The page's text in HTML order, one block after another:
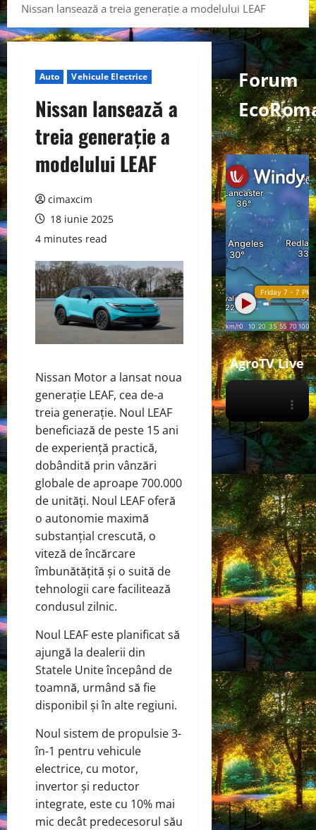
Nissan lansează a treia generație a modelului LEAF
Auto Vehicule Electrice
Nissan lansează a
treia generație a
modelului LEAF
cimaxcim
18 iunie 2025
4 minutes read
Nissan Motor a lansat noua
generație LEAF, cea de-a
treia generație. Noul LEAF
beneficiază de peste 15 ani
de experiență practică,
dobândită prin vânzări
globale de aproape 700.000
de unități. Noul LEAF oferă
o autonomie maximă
substanțial crescută, o
viteză de încărcare
îmbunătățită și o suită de
tehnologii care facilitează
condusul zilnic.
Noul LEAF este planificat să
ajungă la dealerii din
Statele Unite începând de
toamnă, urmând să fie
disponibil și în alte regiuni.
Noul sistem de propulsie 3-
în-1 pentru vehicule
electrice, cu motor,
invertor și reductor
integrate, este cu 10% mai
mic decât predecesorul său
Forum
AgroTV Live